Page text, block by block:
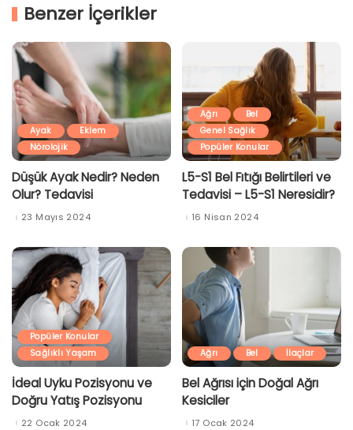
Benzer İçerikler
Ayak
Eklem
Nörolojik
Düşük Ayak Nedir? Neden
Olur? Tedavisi
23 Mayıs 2024
Ağrı
Bel
Genel Sağlık
Popüler Konular
L5-S1 Bel Fıtığı Belirtileri ve
Tedavisi – L5-S1 Neresidir?
16 Nisan 2024
Popüler Konular
Sağlıklı Yaşam
İdeal Uyku Pozisyonu ve
Doğru Yatış Pozisyonu
22 Ocak 2024
Ağrı Bel İlaçlar
Bel Ağrısı için Doğal Ağrı
Kesiciler
17 Ocak 2024